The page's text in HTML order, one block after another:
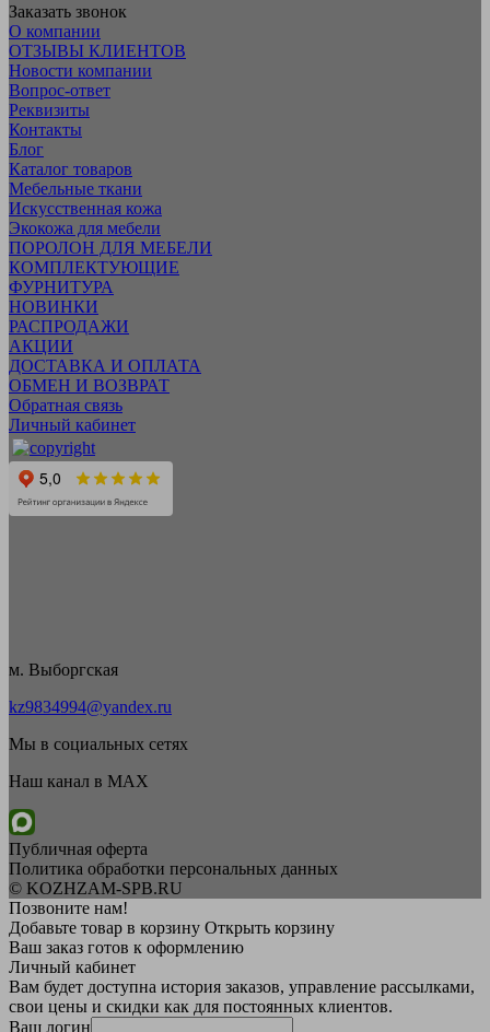
Заказать звонок
О компании
ОТЗЫВЫ КЛИЕНТОВ
Новости компании
Вопрос-ответ
Реквизиты
Контакты
Блог
Каталог товаров
Мебельные ткани
Искусcтвенная кожа
Экокожа для мебели
ПОРОЛОН ДЛЯ МЕБЕЛИ
КОМПЛЕКТУЮЩИЕ
ФУРНИТУРА
НОВИНКИ
РАСПРОДАЖИ
АКЦИИ
ДОСТАВКА И ОПЛАТА
ОБМЕН И ВОЗВРАТ
Обратная связь
Личный кабинет
м. Выборгская
kz9834994@yandex.ru
Мы в социальных сетях
Наш канал в MAX
Публичная оферта
Политика обработки персональных данных
© KOZHZAM-SPB.RU
Позвоните нам!
Добавьте товар в корзину Открыть корзину
Ваш заказ готов к оформлению
Личный кабинет
Вам будет доступна история заказов, управление рассылками,
свои цены и скидки как для постоянных клиентов.
Ваш логин